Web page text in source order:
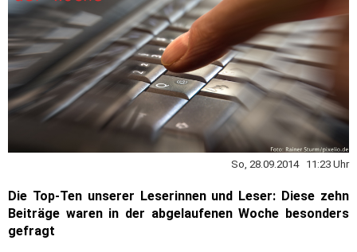
So, 28.09.2014 11:23 Uhr
Die Top-Ten unserer Leserinnen und Leser: Diese zehn
Beiträge waren in der abgelaufenen Woche besonders
gefragt